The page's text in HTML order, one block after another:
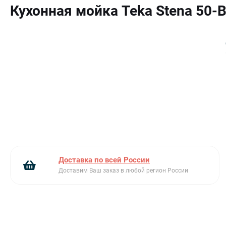
Кухонная мойка Teka Stena 50-
Доставка по всей России
Доставим Ваш заказ в любой регион России